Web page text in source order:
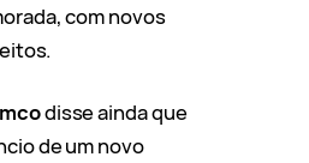
com novos
disse ainda que
de um novo